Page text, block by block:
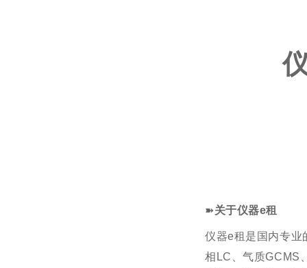
➽关于仪器e租
仪器e租 是 国 内专业
相 LC 、气质GC MS